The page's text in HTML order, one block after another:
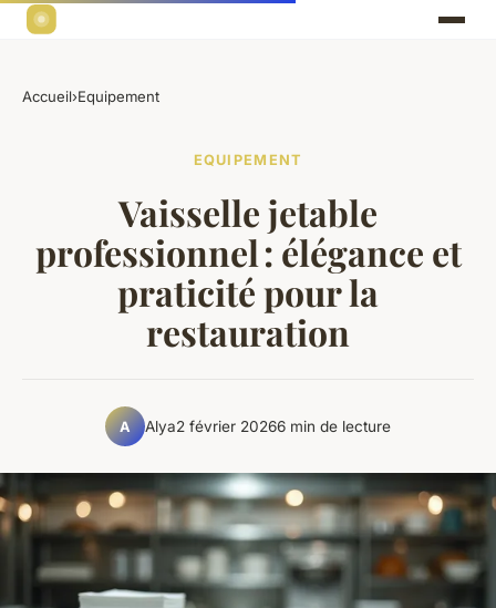
Accueil›Equipement
EQUIPEMENT
Vaisselle jetable
professionnel : élégance et
praticité pour la
restauration
A Alya2 février 20266 min de lecture